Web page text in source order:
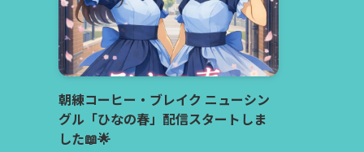
朝練コーヒー・ブレイク ニューシン
グル「ひなの春」配信スタートしま
した📖🌟